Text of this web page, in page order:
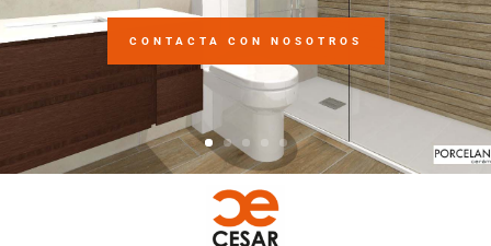
CONTACTA CON NOSOTROS